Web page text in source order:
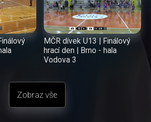
MČR dívek U13 | Finálový
hrací den | Brno - hala
Vodova 3
Zobraz vše